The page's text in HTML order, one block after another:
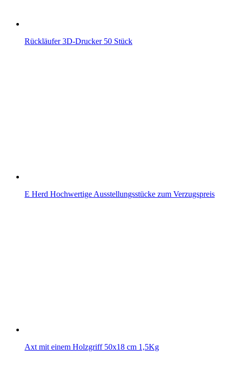
Rückläufer 3D-Drucker 50 Stück
E Herd Hochwertige Ausstellungsstücke zum Verzugspreis
Axt mit einem Holzgriff 50x18 cm 1,5Kg